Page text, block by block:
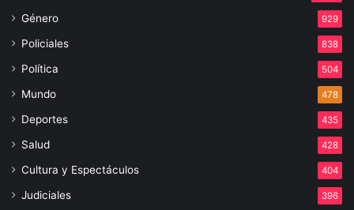
Género 929
Policiales 838
Política 504
Mundo 478
Deportes 435
Salud 428
Cultura y Espectáculos 404
Judiciales 396